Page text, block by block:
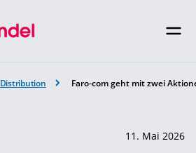
Distribution Faro-com geht mit zwei
11. Mai 2026